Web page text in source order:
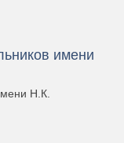
имени
Н.К.